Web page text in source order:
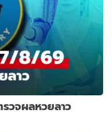
วจผลหวยลาว